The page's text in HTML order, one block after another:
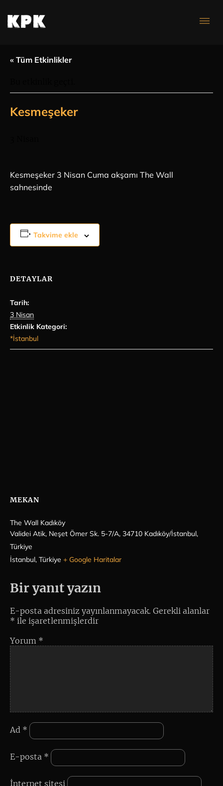
« Tüm Etkinlikler
Kesmeşeker
Kesmeşeker 3 Nisan Cuma akşamı The Wall
sahnesinde
Takvime ekle
DETAYLAR
Tarih:
3 Nisan
Etkinlik Kategori:
*İstanbul
MEKAN
The Wall Kadıköy
Validei Atik, Neşet Ömer Sk. 5-7/A, 34710 Kadıköy/İstanbul,
Türkiye
İstanbul, Türkiye + Google Haritalar
Bir yanıt yazın
E-posta adresiniz yayınlanmayacak. Gerekli alanlar
* ile işaretlenmişlerdir
Yorum *
Ad *
E-posta *
İnternet sitesi